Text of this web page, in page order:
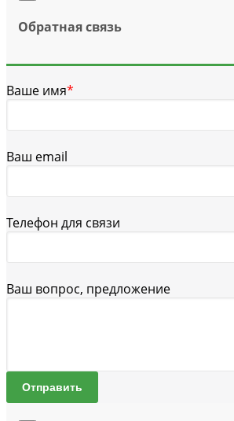
Обратная связь
Ваше имя*
Ваш email
Телефон для связи
Ваш вопрос, предложение
Отправить